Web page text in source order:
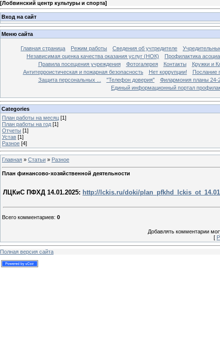
[Лобвинский центр культуры и спорта]
Вход на сайт
Меню сайта
Главная страница Режим работы Сведения об учтредителе
Независимая оценка качества оказания услуг (НОК)
Профилактика
Правила посещения учреждения
Фотогалерея Контакты
Кружки и
Антитерроистическая и пожарная безопасность
Нет коррупции!
Послание
Защита персональных ...
"Телефон доверия"
Филармония планы 24-
Единый информационный портал
Categories
План работы на месяц [1]
План работы на год [1]
Отчеты [1]
Устав [1]
Разное [4]
Главная » Статьи » Разное
План финансово-хозяйственной деятельности
ЛЦКиС ПФХД 14.01.2025: http://lckis.ru/doki/
Всего комментариев: 0
Добавлять комментарии
[
Полная версия сайта